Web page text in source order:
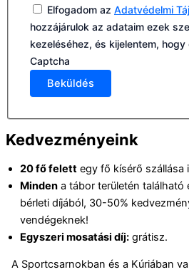
Elfogadom az Adatvédelmi
hozzájárulok az adataim ezek
kezeléséhez, és kijelentem, hogy
Captcha
Beküldés
Kedvezményeink
20 fő felett egy fő kísérő szállása
Minden a tábor területén
bérleti díjából, 30-50%
vendégeknek!
Egyszeri mosatási díj: grátisz.
A Sportcsarnokban és a Kúriában